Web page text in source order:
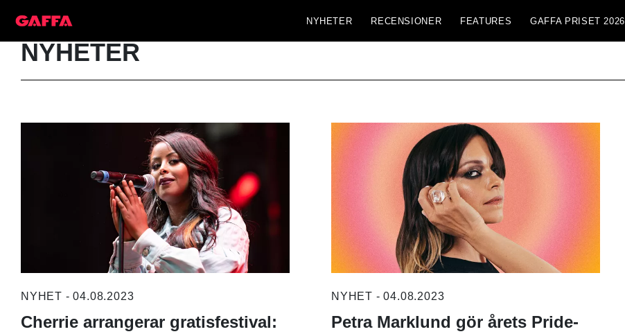
NYHETER RECENSIONER FEATURES GAFFA PRISET 2026
NYHETER
NYHET - 04.08.2023
Cherrie arrangerar gratisfestival:
NYHET - 04.08.2023
Petra Marklund gör årets Pride-